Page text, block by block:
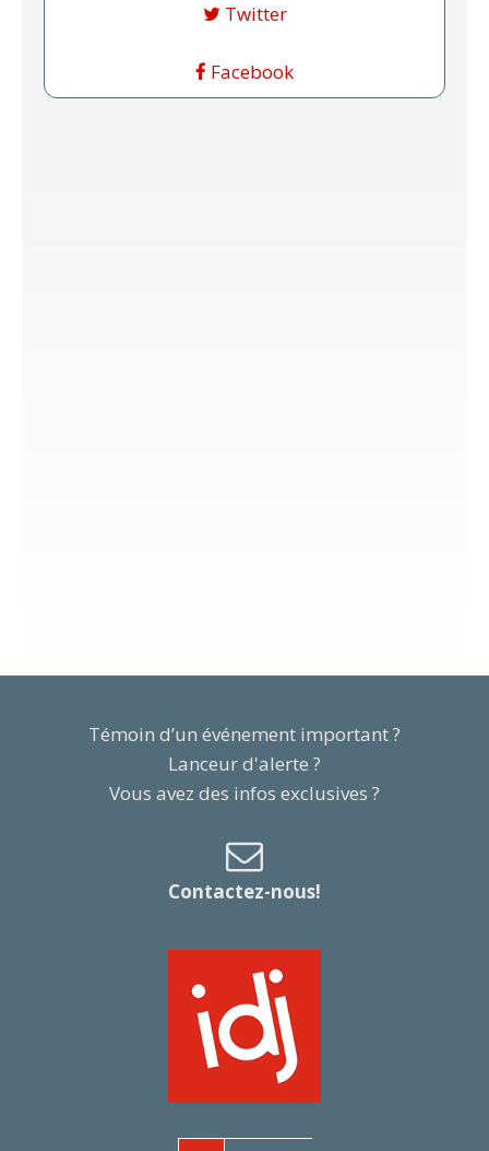
Twitter
Facebook
Témoin d’un événement important ?
Lanceur d'alerte ?
Vous avez des infos exclusives ?
Contactez-nous!